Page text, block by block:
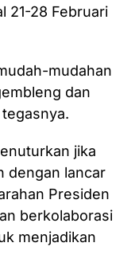
21-28 Februari
mudahan
dan
jika
dengan lancar
Presiden
berkolaborasi
menjadikan